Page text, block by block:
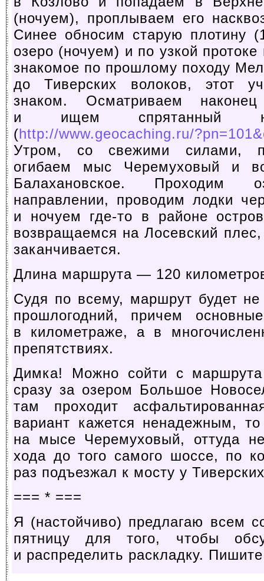
(ночуем), проплываем его
Синее обносим старую плотину
озеро (ночуем) и по узкой
знакомое по прошлому походу
до Тиверских волоков, этот
знаком. Осматриваем
и ищем спрятанный
(http://www.geocaching.ru/
Утром, со свежими силами,
огибаем мыс Черемуховый и
Балахановское. Проходим
направлении, проводим лодки
и ночуем где-то в районе
возвращаемся на Лосевский
заканчивается.
Длина маршрута — 120
Судя по всему, маршрут будет
прошлогодний, причем
в километраже, а в
препятствиях.
Димка! Можно сойти с
сразу за озером Большое
там проходит
вариант кажется ненадежным,
на мысе Черемуховый, оттуда
хода до того самого шоссе, по
раз подъезжал к мосту у
=== * ===
Я (настойчиво) предлагаю всем
пятницу для того, чтобы
и распределить раскладку.